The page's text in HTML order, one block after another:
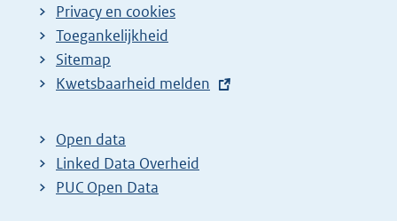
Privacy en cookies
Toegankelijkheid
Sitemap
E
t
e
r
Kwetsbaarheid melden
Open data
Linked Data Overheid
PUC Open Data